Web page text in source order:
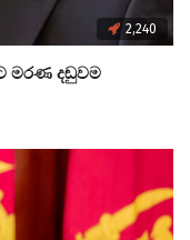
2,240
මරණ දඬුවම